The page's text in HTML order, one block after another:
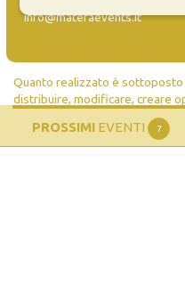
PROSSIMI EVENTI 7
info@materaevents.it
Quanto realizzato è sottoposto
distribuire, modificare, creare
scopi commerciali, a
dell'opera all'autore.
Se remixi, trasformi il